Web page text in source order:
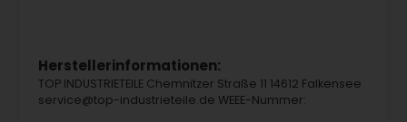
Herstellerinformationen:
TOP INDUSTRIETEILE Chemnitzer Straße 11 14612 Falkensee
service@top-industrieteile.de WEEE-Nummer: